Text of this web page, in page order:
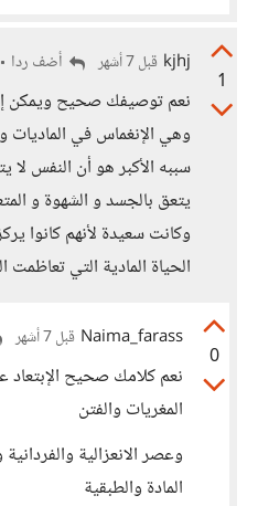
1
kjhj قبل 7 أشهر أضف ردا
نعم توصيفك صحيح ويمكن
وهي الإنغماس في الماديات
سببه الأكبر هو أن النفس لا
يتعق بالجسد و الشهوة و
وكانت سعيدة لأنهم كانوا
الحياة المادية التي تعاظمت
0
Naima_farass قبل 7 أشهر
نعم كلامك صحيح الإبتعاد
المغريات والفتن
وعصر الانعزالية
المادة والطبقية